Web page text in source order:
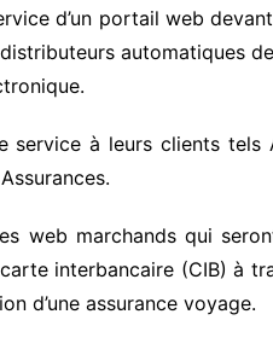
d’un portail web
automatiques
service à leurs clients tels
web marchands qui
interbancaire (CIB) à
d’une assurance voyage.